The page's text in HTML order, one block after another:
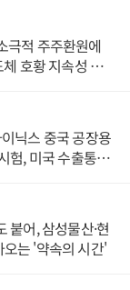
극적 주주환원에
호황 지속성 의
닉스 중국 공장용
험, 미국 수출통제
붙어, 삼성물산·현
오는 '약속의 시간'